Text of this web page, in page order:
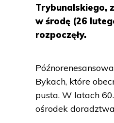
Trybunalskiego,
w środę (26
rozpoczęły.
Bykach, które
pusta. W latach
ośrodek